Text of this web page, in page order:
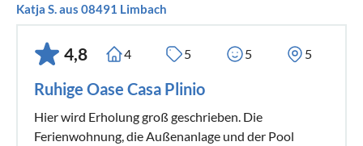
Katja S. aus 08491 Limbach
4,8 4 5 5 5
Ruhige Oase Casa Plinio
Hier wird Erholung groß geschrieben. Die
Ferienwohnung, die Außenanlage und der Pool